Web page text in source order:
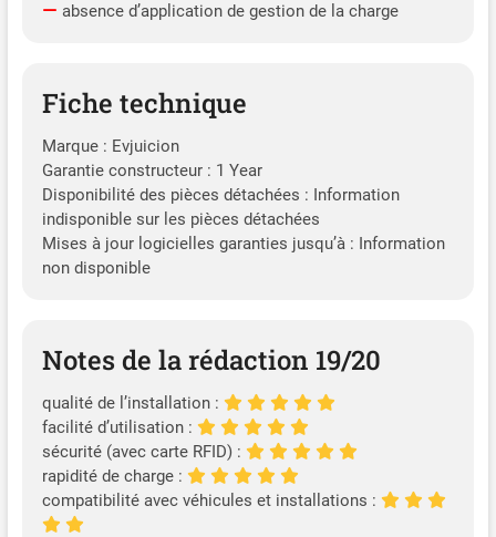
absence d’application de gestion de la charge
Fiche technique
Marque : Evjuicion
Garantie constructeur : 1 Year
Disponibilité des pièces détachées : Information
indisponible sur les pièces détachées
Mises à jour logicielles garanties jusqu’à : Information
non disponible
Notes de la rédaction 19/20
qualité de l’installation :
facilité d’utilisation :
sécurité (avec carte RFID) :
rapidité de charge :
compatibilité avec véhicules et installations :